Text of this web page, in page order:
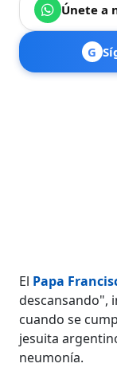
Únete a
G
El Papa
descansando",
cuando se
jesuita
neumonía.